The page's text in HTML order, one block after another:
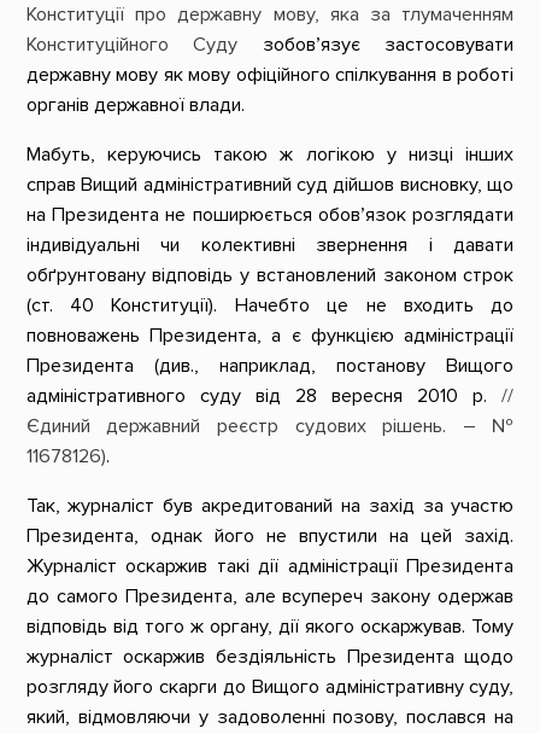
Конституції про державну мову, яка за тлумаченням
Конституційного Суду зобов’язує застосовувати
державну мову як мову офіційного спілкування в роботі
органів державної влади.
Мабуть, керуючись такою ж логікою у низці інших
справ Вищий адміністративний суд дійшов висновку, що
на Президента не поширюється обов’язок розглядати
індивідуальні чи колективні звернення і давати
обґрунтовану відповідь у встановлений законом строк
(ст. 40 Конституції). Начебто це не входить до
повноважень Президента, а є функцією адміністрації
Президента (див., наприклад, постанову Вищого
адміністративного суду від 28 вересня 2010 р.//
Єдиний державний реєстр судових рішень. – №
11678126).
Так, журналіст був акредитований на захід за участю
Президента, однак його не впустили на цей захід.
Журналіст оскаржив такі дії адміністрації Президента
до самого Президента, але всупереч закону одержав
відповідь від того ж органу, дії якого оскаржував. Тому
журналіст оскаржив бездіяльність Президента щодо
розгляду його скарги до Вищого адміністративну суду,
який, відмовляючи у задоволенні позову, послався на